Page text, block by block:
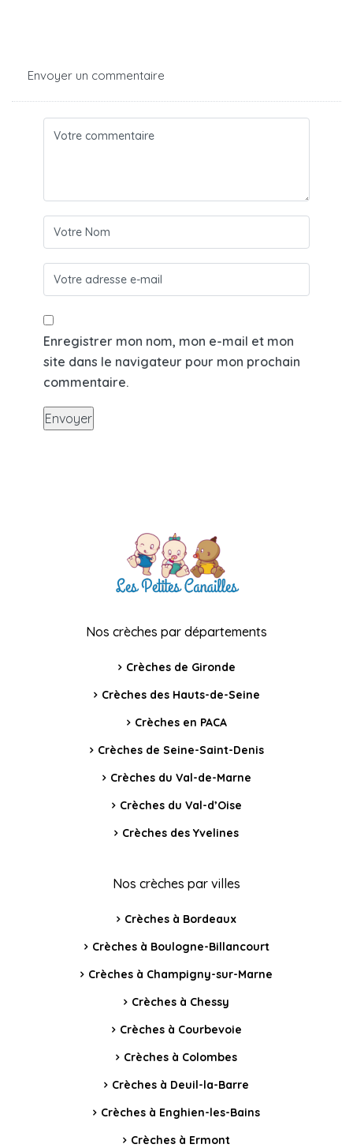
Envoyer un commentaire
Enregistrer mon nom, mon e-mail et mon
site dans le navigateur pour mon prochain
commentaire.
Nos crèches par départements
Crèches de Gironde
Crèches des Hauts-de-Seine
Crèches en PACA
Crèches de Seine-Saint-Denis
Crèches du Val-de-Marne
Crèches du Val-d’Oise
Crèches des Yvelines
Nos crèches par villes
Crèches à Bordeaux
Crèches à Boulogne-Billancourt
Crèches à Champigny-sur-Marne
Crèches à Chessy
Crèches à Courbevoie
Crèches à Colombes
Crèches à Deuil-la-Barre
Crèches à Enghien-les-Bains
Crèches à Ermont